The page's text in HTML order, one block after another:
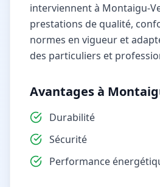
interviennent à Montaigu-
prestations de qualité,
normes en vigueur et
des particuliers et
Avantages à
Durabilité
Sécurité
Performance